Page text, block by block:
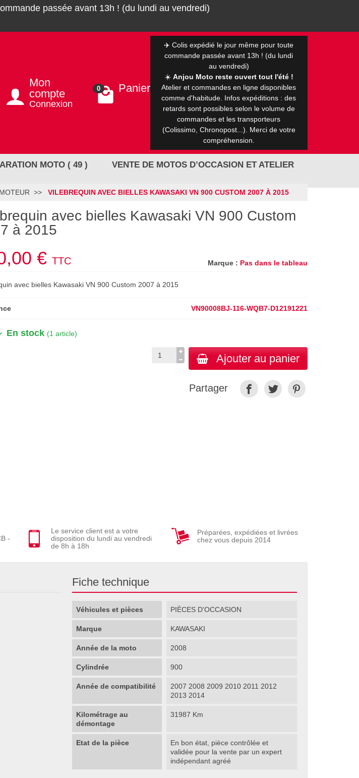
passée avant 13h ! (du lundi au vendredi)
Mon
compte
Connexion
0 Panier
✈️ Colis expédié le jour même pour toute
commande passée avant 13h ! (du lundi
au vendredi)
☀️ Anjou Moto reste ouvert tout l'été !
Atelier et commandes en ligne disponibles
comme d'habitude. Infos expéditions : des
retards sont possibles selon le volume de
commandes et les transporteurs
(Colissimo, Chronopost...). Merci de votre
compréhension.
MOTO ( 49 ) VENTE DE MOTOS D’OCCASION ET ATELIER
MOTEUR VILEBREQUIN AVEC BIELLES KAWASAKI VN 900 CUSTOM 2007 À 2015
avec bielles Kawasaki VN 900 Custom
à 2015
Marque : Pas dans le tableau
€TTC
avec bielles Kawasaki VN 900 Custom 2007 à 2015
VN90008BJ-116-WQB7-D12191221
En stock (1 article)
Ajouter au panier
Partager
-
Le service client est a votre
disposition du lundi au vendredi
de 8h à 18h
Préparées, expédiées et livrées
chez vous depuis 2014
Fiche technique
Véhicules et pièces PIÈCES D'OCCASION
Marque KAWASAKI
Année de la moto 2008
Cylindrée 900
Année de compatibilité
2007 2008 2009 2010 2011 2012
2013 2014
Kilométrage au
démontage
31987 Km
Etat de la pièce
En bon état, pièce contrôlée et
validée pour la vente par un expert
indépendant agréé